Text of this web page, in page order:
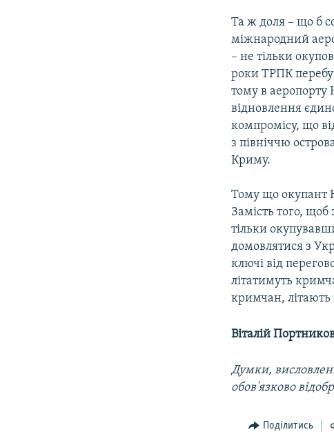
Та ж доля – що б
міжнародний
– не тільки
роки ТРПК
тому в аеропорту
відновлення
компромісу, що
з північчю
Криму.
Тому що окупант
Замість того,
тільки
домовлятися з
ключі від
літатимуть
кримчан,
Віталій
Думки,
обов'язково
Поділитись